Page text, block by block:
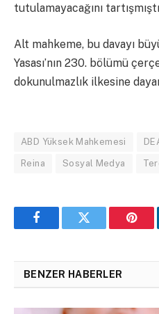
tutulamayacağını
Alt mahkeme, bu davayı
Yasası’nın 230. bölümü
dokunulmazlık ilkesine
ABD Yüksek Mahkemesi
Reina Sosyal Medya
FacebookTwitter
BENZER HABERLER